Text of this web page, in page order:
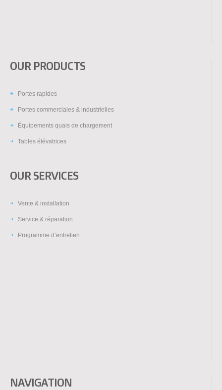
OUR PRODUCTS
Portes rapides
Portes commerciales & industrielles
Équipements quais de chargement
Tables élévatrices
OUR SERVICES
Vente & installation
Service & réparation
Programme d’entretien
NAVIGATION